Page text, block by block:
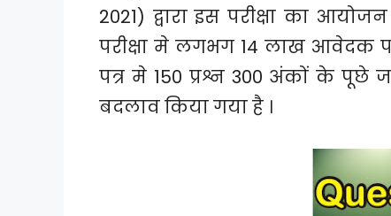
2021) द्वारा इस परीक्षा का
परीक्षा मे लगभग 14 लाख आवेदक
पत्र मे 150 प्रश्न 300 अंकों के पूछे
बदलाव किया गया है ।